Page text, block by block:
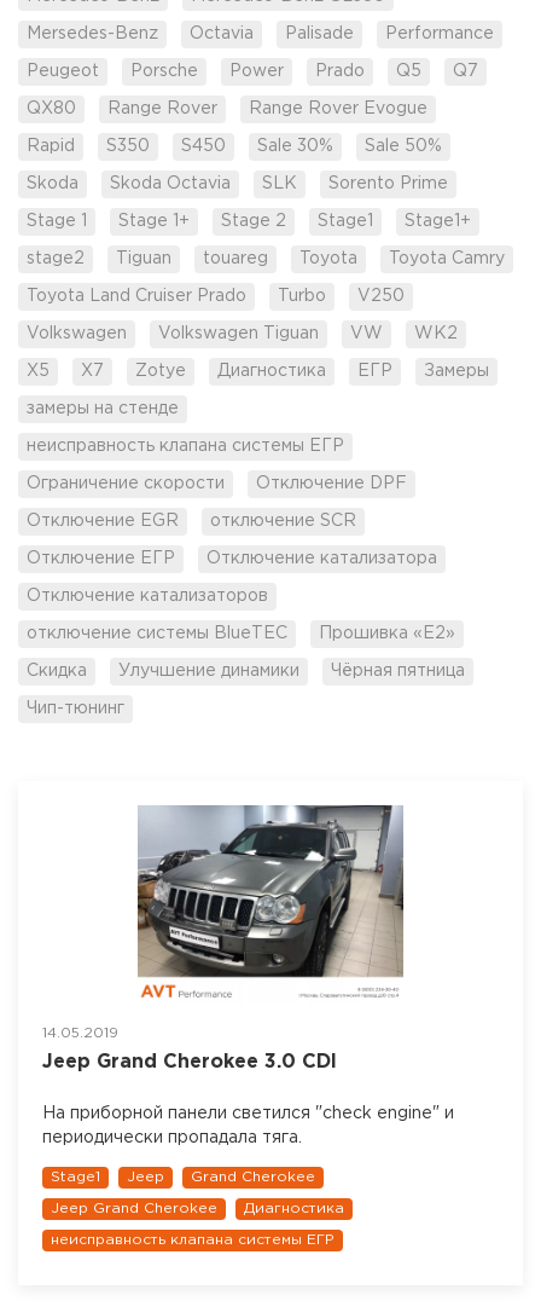
Mersedes-Benz Octavia Palisade Performance
Peugeot Porsche Power Prado Q5 Q7
QX80 Range Rover Range Rover Evogue
Rapid S350 S450 Sale 30% Sale 50%
Skoda Skoda Octavia SLK Sorento Prime
Stage 1 Stage 1+ Stage 2 Stage1 Stage1+
stage2 Tiguan touareg Toyota Toyota Camry
Toyota Land Cruiser Prado Turbo V250
Volkswagen Volkswagen Tiguan VW WK2
X5 X7 Zotye Диагностика ЕГР Замеры
замеры на стенде
неисправность клапана системы ЕГР
Ограничение скорости Отключение DPF
Отключение EGR отключение SCR
Отключение ЕГР Отключение катализатора
Отключение катализаторов
отключение системы BlueTEC Прошивка «Е2»
Скидка Улучшение динамики Чёрная пятница
Чип-тюнинг
14.05.2019
Jeep Grand Cherokee 3.0 CDI
На приборной панели светился "check engine" и
периодически пропадала тяга.
Stage1 Jeep Grand Cherokee
Jeep Grand Cherokee Диагностика
неисправность клапана системы ЕГР